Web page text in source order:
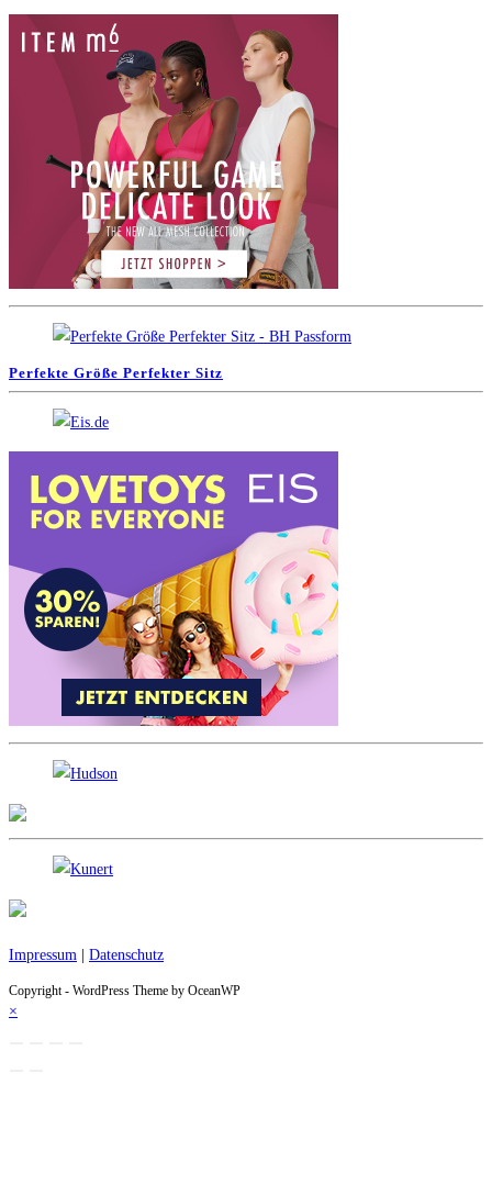
Perfekte Größe Perfekter Sitz
Impressum Datenschutz
Copyright - WordPress Theme by OceanWP
×